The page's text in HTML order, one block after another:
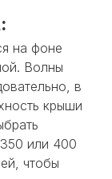
на фоне
Волны
в
крыши
или 400
чтобы